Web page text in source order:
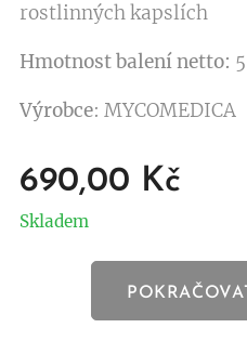
rostlinných kapslích
Hmotnost balení netto:
Výrobce: MYCOMEDICA
690,00 Kč
Skladem